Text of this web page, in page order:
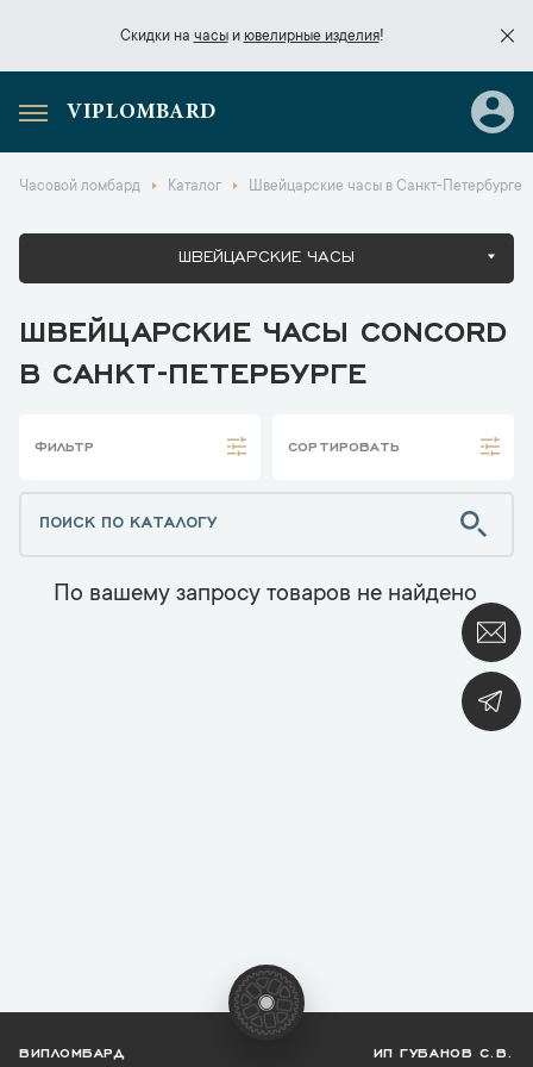
Скидки на часыи ювелирные изделия!
Скидки начасы
VIPLOMBARD
Часовой ломбард Каталог Швейцарские часы в Санкт-Петербурге
ШВЕЙЦАРСКИЕ ЧАСЫ
ШВЕЙЦАРСКИЕ ЧАСЫ CONCORD
В САНКТ-ПЕТЕРБУРГЕ
ФИЛЬТР СОРТИРОВАТЬ
По вашему запросу товаров не найдено
ВИПЛОМБАРД ИП ГУБАНОВ С.В.